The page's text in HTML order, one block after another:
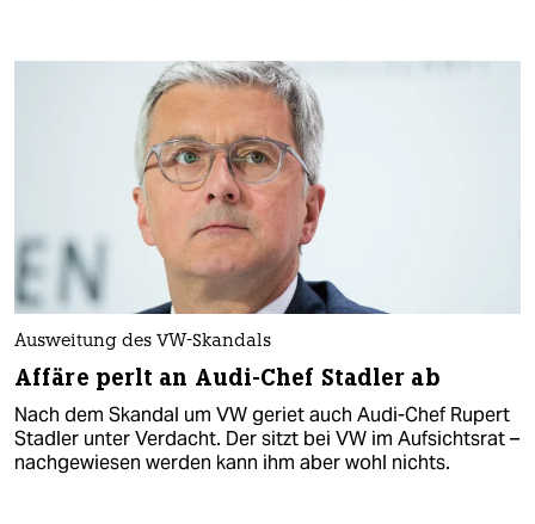
Ausweitung des VW-Skandals
Affäre perlt an Audi-Chef Stadler ab
Nach dem Skandal um VW geriet auch Audi-Chef Rupert
Stadler unter Verdacht. Der sitzt bei VW im Aufsichtsrat –
nachgewiesen werden kann ihm aber wohl nichts.